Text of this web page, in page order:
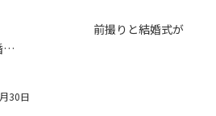
りと結婚式が
…
30日